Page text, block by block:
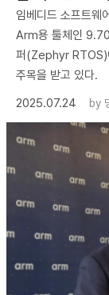
임베디드 소프트웨
Arm용 툴체인 9.70
퍼(Zephyr RTOS)
주목을 받고 있다.
2025.07.24
by